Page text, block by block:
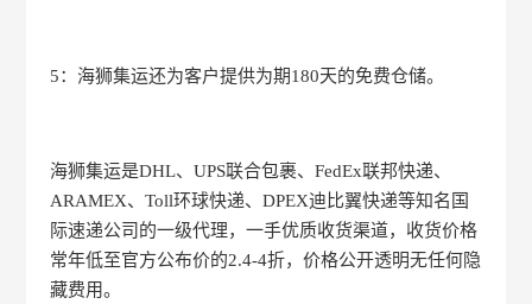
5：海狮集运还为客户提供为期180天的免费仓储。
海狮集运是DHL、UPS联合包裹、FedEx联邦快递、
ARAMEX、Toll环球快递、DPEX迪比翼快递等知名国
际速递公司的一级代理，一手优质收货渠道，收货价格
常年低至官方公布价的2.4-4折，价格公开透明无任何隐
藏费用。